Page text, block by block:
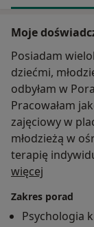
Moje
Posiadam
dziećmi,
odbyłam w
Pracowałam
zajęciowy w
młodzieżą w
terapię
autyzmu i
zajęcia
prewencyjne i
więcej
Zakres porad
Psychologia